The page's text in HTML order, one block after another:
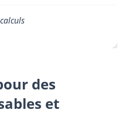
des
et